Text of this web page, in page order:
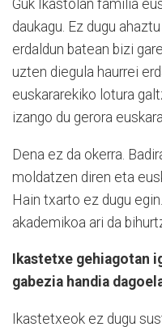
Guk Ikastolan familia
daukagu. Ez dugu
erdaldun batean bizi
uzten diegula haurrei
euskararekiko lotura
izango du gerora
Dena ez da okerra.
moldatzen diren eta
Hain txarto ez dugu
akademikoa ari da
Ikastetxe gehiagotan
gabezia handia
Ikastetxeok ez dugu